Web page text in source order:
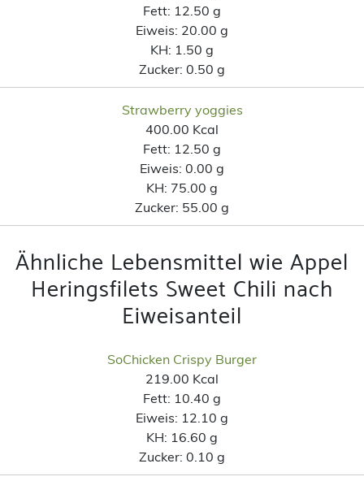
Fett: 12.50 g
Eiweis: 20.00 g
KH: 1.50 g
Zucker: 0.50 g
Strawberry yoggies
400.00 Kcal
Fett: 12.50 g
Eiweis: 0.00 g
KH: 75.00 g
Zucker: 55.00 g
Ähnliche Lebensmittel wie Appel
Heringsfilets Sweet Chili nach
Eiweisanteil
SoChicken Crispy Burger
219.00 Kcal
Fett: 10.40 g
Eiweis: 12.10 g
KH: 16.60 g
Zucker: 0.10 g